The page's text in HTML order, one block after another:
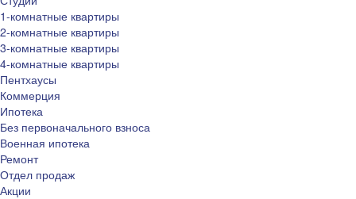
1-комнатные квартиры
2-комнатные квартиры
3-комнатные квартиры
4-комнатные квартиры
Пентхаусы
Коммерция
Ипотека
Без первоначального взноса
Военная ипотека
Ремонт
Отдел продаж
Акции